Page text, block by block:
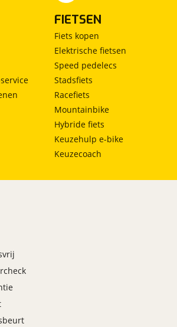
FIETSEN
Fiets kopen
Elektrische fietsen
Speed pedelecs
Stadsfiets
Racefiets
Mountainbike
Hybride fiets
Keuzehulp e-bike
Keuzecoach